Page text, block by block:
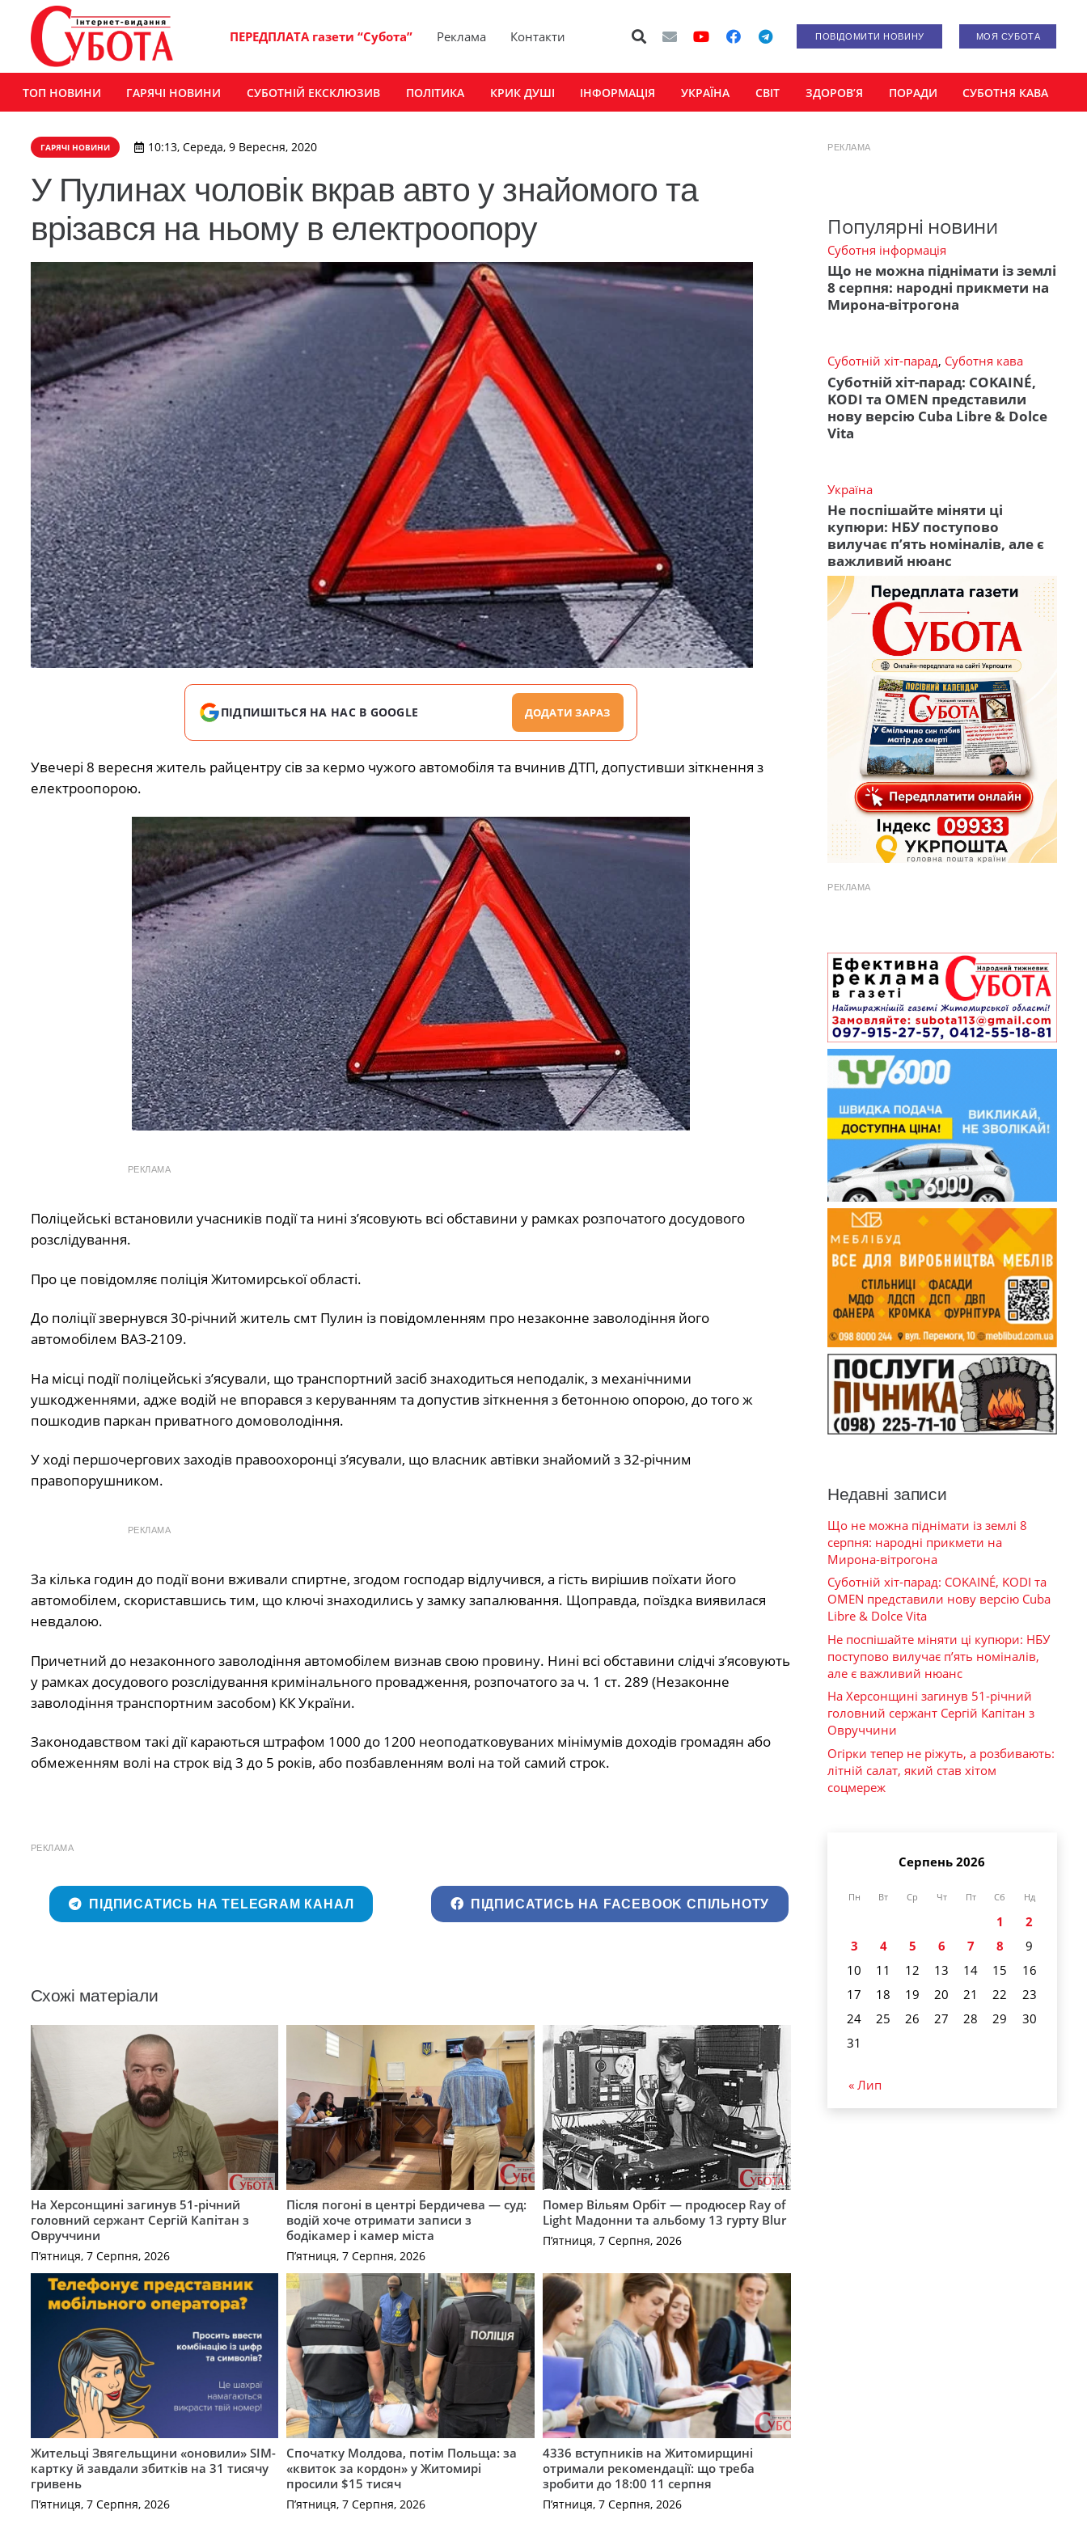
ПЕРЕДПЛАТА газети “Субота” Реклама Контакти ПОВІДОМИТИ НОВИНУ МОЯ СУБОТА
ТОП НОВИНИ ГАРЯЧІ НОВИНИ СУБОТНІЙ ЕКСКЛЮЗИВ ПОЛІТИКА КРИК ДУШІ ІНФОРМАЦІЯ УКРАЇНА СВІТ ЗДОРОВ’Я ПОРАДИ СУБОТНЯ КАВА
ГАРЯЧІ НОВИНИ 10:13, Середа, 9 Вересня, 2020
У Пулинах чоловік вкрав авто у знайомого та
врізався на ньому в електроопору
ПІДПИШІТЬСЯ НА НАС В GOOGLE ДОДАТИ ЗАРАЗ
Увечері 8 вересня житель райцентру сів за кермо чужого автомобіля та вчинив ДТП, допустивши зіткнення з
електроопорою.
РЕКЛАМА
Поліцейські встановили учасників події та нині з’ясовують всі обставини у рамках розпочатого досудового
розслідування.
Про це повідомляє поліція Житомирської області.
До поліції звернувся 30-річний житель смт Пулин із повідомленням про незаконне заволодіння його
автомобілем ВАЗ-2109.
На місці події поліцейські з’ясували, що транспортний засіб знаходиться неподалік, з механічними
ушкодженнями, адже водій не впорався з керуванням та допустив зіткнення з бетонною опорою, до того ж
пошкодив паркан приватного домоволодіння.
У ході першочергових заходів правоохоронці з’ясували, що власник автівки знайомий з 32-річним
правопорушником.
РЕКЛАМА
За кілька годин до події вони вживали спиртне, згодом господар відлучився, а гість вирішив поїхати його
автомобілем, скориставшись тим, що ключі знаходились у замку запалювання. Щоправда, поїздка виявилася
невдалою.
Причетний до незаконного заволодіння автомобілем визнав свою провину. Нині всі обставини слідчі з’ясовують
у рамках досудового розслідування кримінального провадження, розпочатого за ч. 1 ст. 289 (Незаконне
заволодіння транспортним засобом) КК України.
Законодавством такі дії караються штрафом 1000 до 1200 неоподатковуваних мінімумів доходів громадян або
обмеженням волі на строк від 3 до 5 років, або позбавленням волі на той самий строк.
РЕКЛАМА
ПІДПИСАТИСЬ НА TELEGRAM КАНАЛ ПІДПИСАТИСЬ НА FACEBOOK СПІЛЬНОТУ
Схожі матеріали
На Херсонщині загинув 51-річний
головний сержант Сергій Капітан з
Овруччини
П’ятниця, 7 Серпня, 2026
Після погоні в центрі Бердичева — суд:
водій хоче отримати записи з
бодікамер і камер міста
П’ятниця, 7 Серпня, 2026
Помер Вільям Орбіт — продюсер Ray of
Light Мадонни та альбому 13 гурту Blur
П’ятниця, 7 Серпня, 2026
Жительці Звягельщини «оновили» SIM-
картку й завдали збитків на 31 тисячу
гривень
П’ятниця, 7 Серпня, 2026
Спочатку Молдова, потім Польща: за
«квиток за кордон» у Житомирі
просили $15 тисяч
П’ятниця, 7 Серпня, 2026
4336 вступників на Житомирщині
отримали рекомендації: що треба
зробити до 18:00 11 серпня
П’ятниця, 7 Серпня, 2026
РЕКЛАМА
Популярні новини
Суботня інформація
Що не можна піднімати із землі
8 серпня: народні прикмети на
Мирона-вітрогона
Суботній хіт-парад, Суботня кава
Суботній хіт-парад: COKAINÉ,
KODI та OMEN представили
нову версію Cuba Libre & Dolce
Vita
Україна
Не поспішайте міняти ці
купюри: НБУ поступово
вилучає п’ять номіналів, але є
важливий нюанс
РЕКЛАМА
Недавні записи
Що не можна піднімати із землі 8
серпня: народні прикмети на
Мирона-вітрогона
Суботній хіт-парад: COKAINÉ, KODI та
OMEN представили нову версію Cuba
Libre & Dolce Vita
Не поспішайте міняти ці купюри: НБУ
поступово вилучає п’ять номіналів,
але є важливий нюанс
На Херсонщині загинув 51-річний
головний сержант Сергій Капітан з
Овруччини
Огірки тепер не ріжуть, а розбивають:
літній салат, який став хітом
соцмереж
Серпень 2026
Пн Вт Ср Чт Пт Сб Нд
1
2
3
4 5 6 7 8
9
10
11 12 13 14 15
16
17
18 19 20 21 22
23
24
25 26 27 28 29
30
31
« Лип